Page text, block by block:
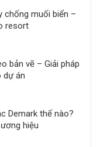
chống muối biển –
resort
bản vẽ – Giải pháp
dự án
Demark thế nào?
hiệu